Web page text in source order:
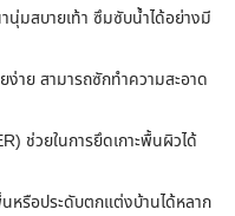
นุ่มสบายเท้า ซึมซับน้ำได้อย่างมี
าย สามารถซักทำความสะอาด
ช่วยในการยึดเกาะพื้นผิวได้
หรือประดับตกแต่งบ้านได้หลาก